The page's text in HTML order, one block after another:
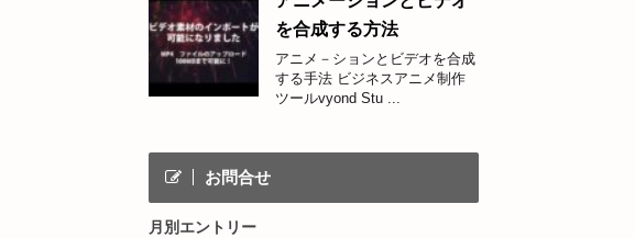
を合成する方法
アニメ－ションとビデオを合成
する手法 ビジネスアニメ制作
ツールvyond Stu ...
お問合せ
月別エントリー